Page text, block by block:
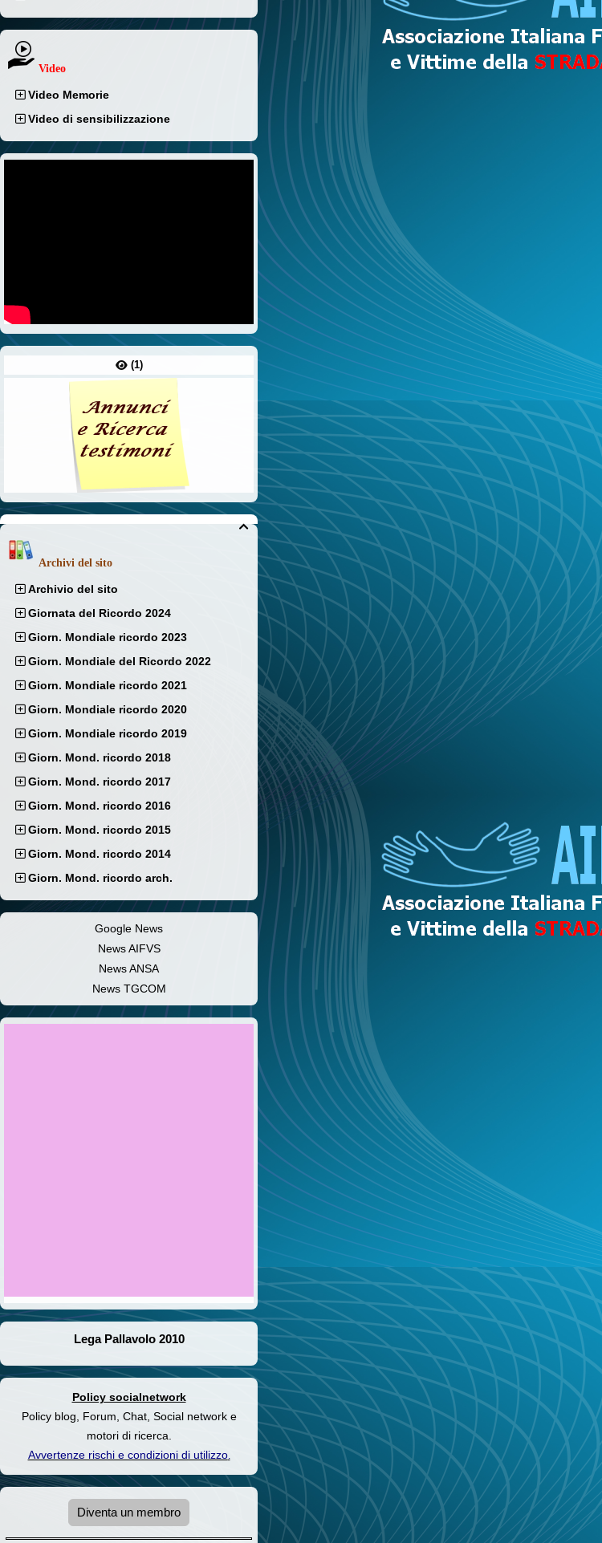
Video
Video Memorie
Video di sensibilizzazione
(1)

Archivi del sito
Archivio del sito
Giornata del Ricordo 2024
Giorn. Mondiale ricordo 2023
Giorn. Mondiale del Ricordo 2022
Giorn. Mondiale ricordo 2021
Giorn. Mondiale ricordo 2020
Giorn. Mondiale ricordo 2019
Giorn. Mond. ricordo 2018
Giorn. Mond. ricordo 2017
Giorn. Mond. ricordo 2016
Giorn. Mond. ricordo 2015
Giorn. Mond. ricordo 2014
Giorn. Mond. ricordo arch.
Google News
News AIFVS
News ANSA
News TGCOM
Lega Pallavolo 2010
Policy socialnetwork
Policy blog, Forum, Chat, Social network e
motori di ricerca.
Avvertenze rischi e condizioni di utilizzo.
Diventa un membro